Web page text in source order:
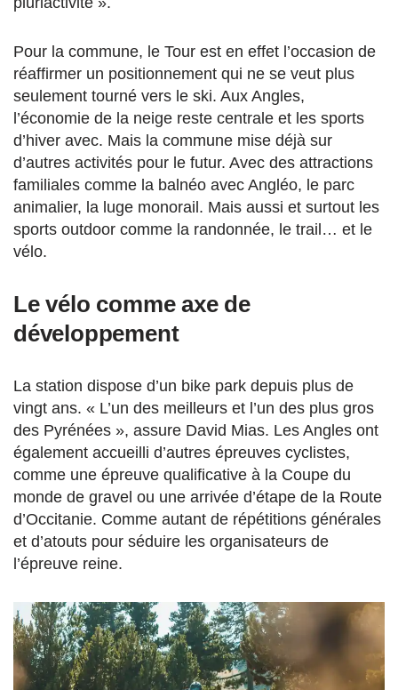
Pour la commune, le Tour est en effet l’occasion de
réaffirmer un positionnement qui ne se veut plus
seulement tourné vers le ski. Aux Angles,
l’économie de la neige reste centrale et les sports
d’hiver avec. Mais la commune mise déjà sur
d’autres activités pour le futur. Avec des attractions
familiales comme la balnéo avec Angléo, le parc
animalier, la luge monorail. Mais aussi et surtout les
sports outdoor comme la randonnée, le trail… et le
vélo.
Le vélo comme axe de
développement
La station dispose d’un bike park depuis plus de
vingt ans. « L’un des meilleurs et l’un des plus gros
des Pyrénées », assure David Mias. Les Angles ont
également accueilli d’autres épreuves cyclistes,
comme une épreuve qualificative à la Coupe du
monde de gravel ou une arrivée d’étape de la Route
d’Occitanie. Comme autant de répétitions générales
et d’atouts pour séduire les organisateurs de
l’épreuve reine.